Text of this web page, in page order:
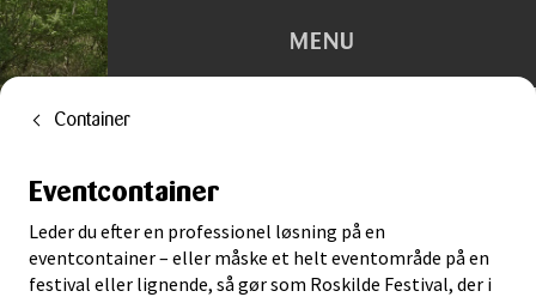
Container
Eventcontainer
Leder du efter en professionel løsning på en
eventcontainer – eller måske et helt eventområde på en
festival eller lignende, så gør som Roskilde Festival, der i
MENU
Container
Flytning